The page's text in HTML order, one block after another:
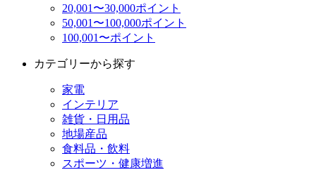
20,001〜30,000ポイント
50,001〜100,000ポイント
100,001〜ポイント
カテゴリーから探す
家電
インテリア
雑貨・日用品
地場産品
食料品・飲料
スポーツ・健康増進